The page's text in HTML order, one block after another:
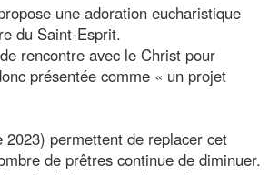
une adoration eucharistique
du Saint-Esprit.
rencontre avec le Christ pour
présentée comme « un projet
permettent de replacer cet
de prêtres continue de diminuer.